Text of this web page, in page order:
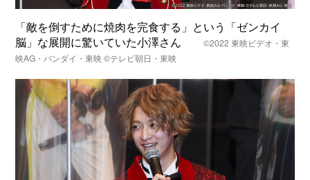
「敵を倒すために焼肉を完食する」という「ゼンカイ
脳」な展開に驚いていた小澤さん©2022 東映ビデオ・東
映AG・バンダイ・東映 ©テレビ朝日・東映